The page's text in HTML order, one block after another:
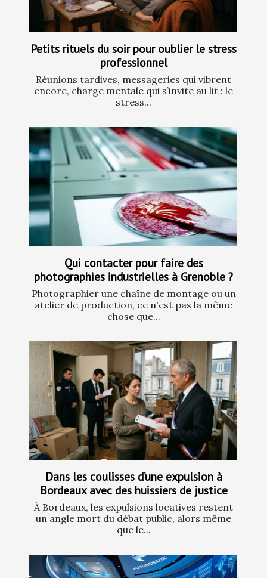
Petits rituels du soir pour oublier le stress
professionnel
Réunions tardives, messageries qui vibrent
encore, charge mentale qui s’invite au lit : le
stress...
Qui contacter pour faire des
photographies industrielles à Grenoble ?
Photographier une chaîne de montage ou un
atelier de production, ce n'est pas la même
chose que...
Dans les coulisses d’une expulsion à
Bordeaux avec des huissiers de justice
À Bordeaux, les expulsions locatives restent
un angle mort du débat public, alors même
que le...